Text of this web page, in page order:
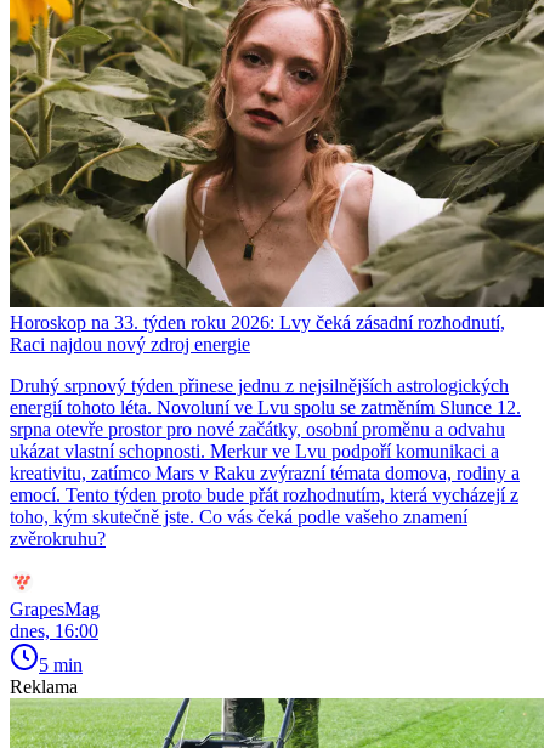
Horoskop na 33. týden roku 2026: Lvy čeká zásadní rozhodnutí,
Raci najdou nový zdroj energie
Druhý srpnový týden přinese jednu z nejsilnějších astrologických
energií tohoto léta. Novoluní ve Lvu spolu se zatměním Slunce 12.
srpna otevře prostor pro nové začátky, osobní proměnu a odvahu
ukázat vlastní schopnosti. Merkur ve Lvu podpoří komunikaci a
kreativitu, zatímco Mars v Raku zvýrazní témata domova, rodiny a
emocí. Tento týden proto bude přát rozhodnutím, která vycházejí z
toho, kým skutečně jste. Co vás čeká podle vašeho znamení
zvěrokruhu?
GrapesMag
dnes, 16:00
5 min
Reklama